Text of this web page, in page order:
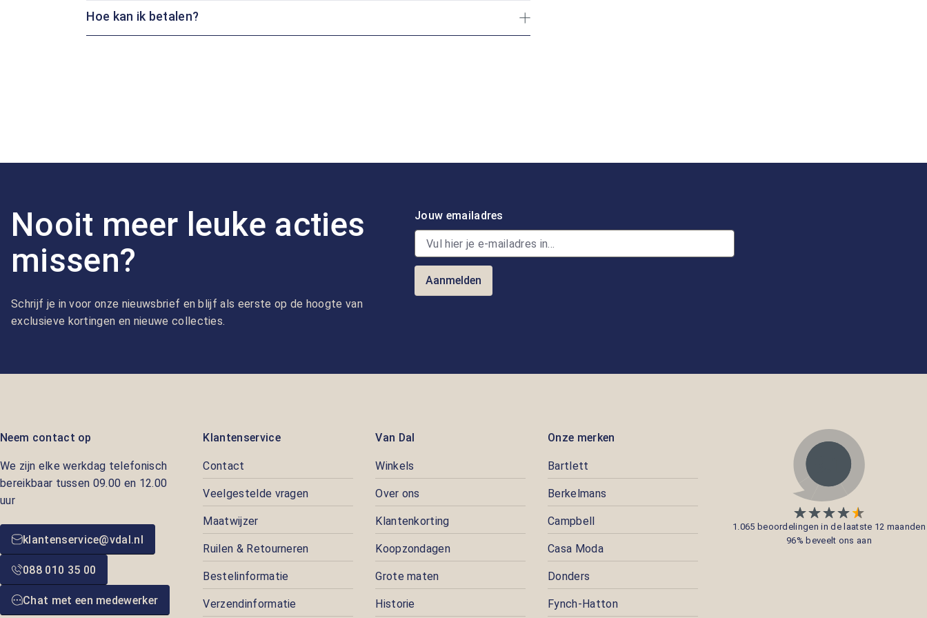
Hoe kan ik betalen?
Nooit meer leuke acties
missen?
Schrijf je in voor onze nieuwsbrief en blijf als eerste op de hoogte van
exclusieve kortingen en nieuwe collecties.
Jouw emailadres
Aanmelden
Neem contact op
We zijn elke werkdag telefonisch
bereikbaar tussen 09.00 en 12.00
uur
klantenservice@vdal.nl
088 010 35 00
Chat met een medewerker
Klantenservice
Contact
Veelgestelde vragen
Maatwijzer
Ruilen & Retourneren
Bestelinformatie
Verzendinformatie
Van Dal
Winkels
Over ons
Klantenkorting
Koopzondagen
Grote maten
Historie
Onze merken
Bartlett
Berkelmans
Campbell
Casa Moda
Donders
Fynch-Hatton
1.065 beoordelingen in de laatste 12 maanden
96% beveelt ons aan